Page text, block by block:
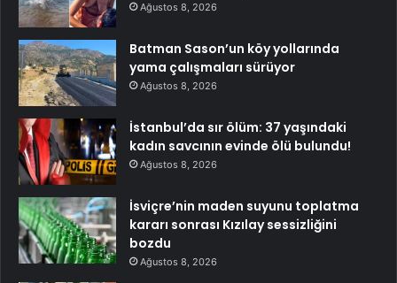
Ağustos 8, 2026
Batman Sason’un köy yollarında
yama çalışmaları sürüyor
Ağustos 8, 2026
İstanbul’da sır ölüm: 37 yaşındaki
kadın savcının evinde ölü bulundu!
Ağustos 8, 2026
İsviçre’nin maden suyunu toplatma
kararı sonrası Kızılay sessizliğini
bozdu
Ağustos 8, 2026